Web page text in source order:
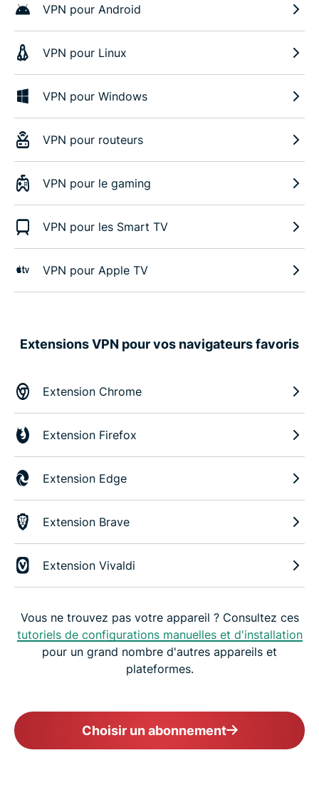
VPN pour Android
VPN pour Linux
VPN pour Windows
VPN pour routeurs
VPN pour le gaming
VPN pour les Smart TV
VPN pour Apple TV
Extensions VPN pour vos navigateurs favoris
Extension Chrome
Extension Firefox
Extension Edge
Extension Brave
Extension Vivaldi
Vous ne trouvez pas votre appareil ? Consultez ces
tutoriels de configurations manuelles et d'installation
pour un grand nombre d'autres appareils et
plateformes.
Choisir un abonnement